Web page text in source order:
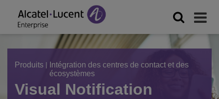
Produits |
Intégration des centres de contact et des
écosystèmes
Visual Notification